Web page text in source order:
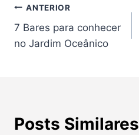
Navegação
de
ANTERIOR
7 Bares para conhecer
no Jardim Oceânico
Posts Similares